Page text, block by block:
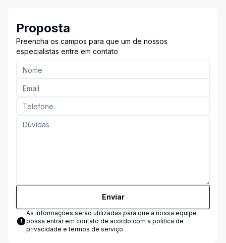
Proposta
Preencha os campos para que um de nossos
especialistas entre em contato
Enviar
As informações serão utilizadas para que a nossa equipe
possa entrar em contato de acordo com a política de
privacidade e termos de serviço